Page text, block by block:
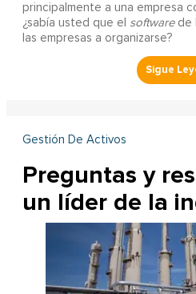
principalmente a una empresa
¿sabía usted que el softwarede
las empresas a organizarse?
Gestión De Activos
Preguntas y
un líder de la